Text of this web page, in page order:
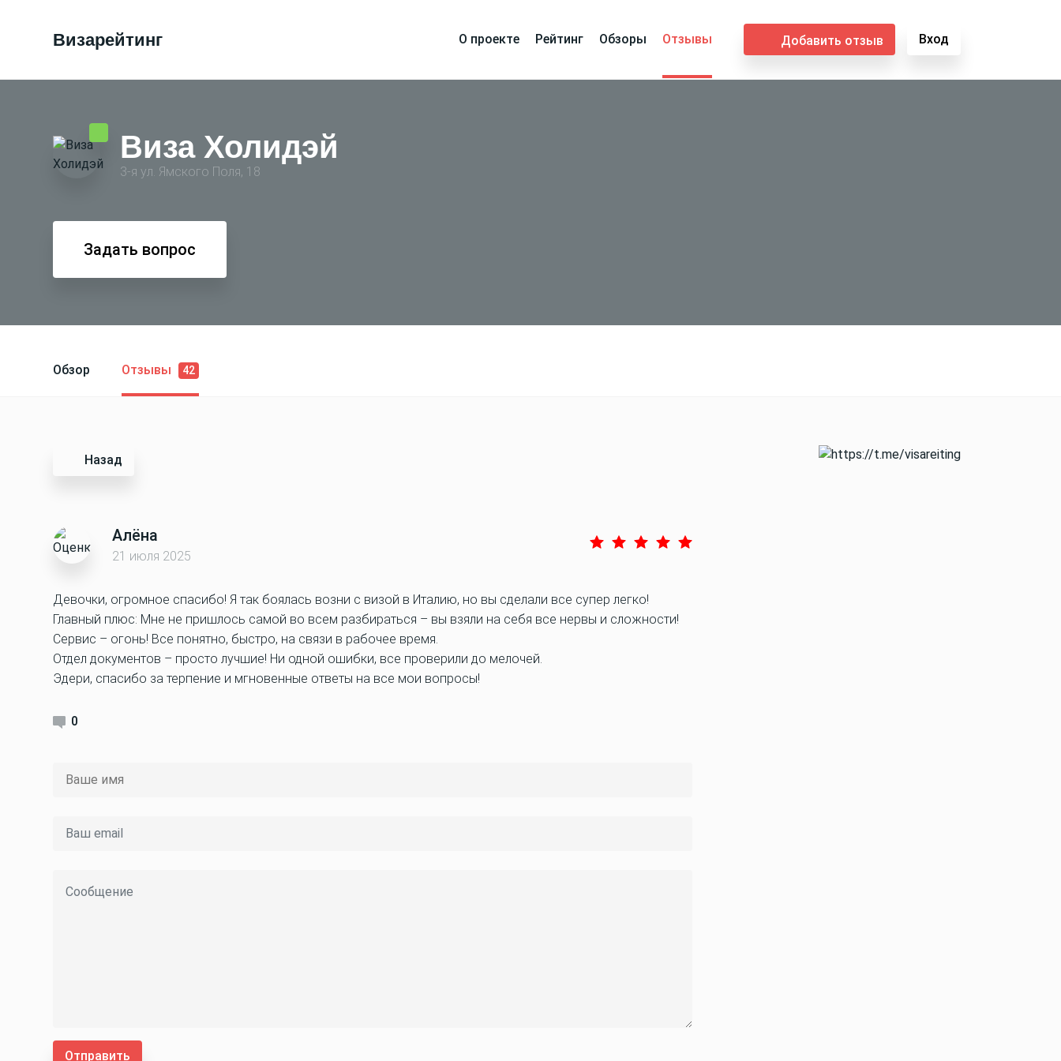
Визарейтинг О проекте Рейтинг Обзоры Отзывы Добавить отзыв Вход
Виза Холидэй
3-я ул. Ямского Поля, 18
Задать вопрос
Обзор Отзывы 42
Назад
Алёна
21 июля 2025
Девочки, огромное спасибо! Я так боялась возни с визой в Италию, но вы сделали все супер легко!
Главный плюс: Мне не пришлось самой во всем разбираться – вы взяли на себя все нервы и сложности!
Сервис – огонь! Все понятно, быстро, на связи в рабочее время.
Отдел документов – просто лучшие! Ни одной ошибки, все проверили до мелочей.
Эдери, спасибо за терпение и мгновенные ответы на все мои вопросы!
0
Отправить